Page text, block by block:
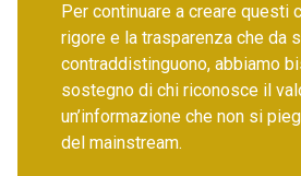
Per continuare a creare questi
rigore e la trasparenza che da
contraddistinguono, abbiamo
sostegno di chi riconosce il
un’informazione che non si
del mainstream.